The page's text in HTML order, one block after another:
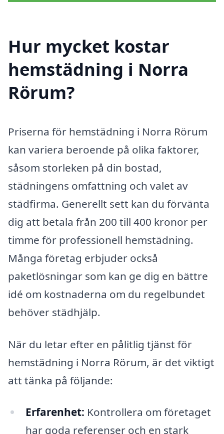
Hur mycket kostar
hemstädning i Norra
Rörum?
Priserna för hemstädning i Norra Rörum
kan variera beroende på olika faktorer,
såsom storleken på din bostad,
städningens omfattning och valet av
städfirma. Generellt sett kan du förvänta
dig att betala från 200 till 400 kronor per
timme för professionell hemstädning.
Många företag erbjuder också
paketlösningar som kan ge dig en bättre
idé om kostnaderna om du regelbundet
behöver städhjälp.
När du letar efter en pålitlig tjänst för
hemstädning i Norra Rörum, är det viktigt
att tänka på följande:
Erfarenhet: Kontrollera om företaget
har goda referenser och en stark